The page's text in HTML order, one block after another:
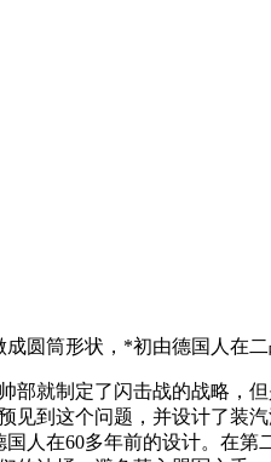
圆筒形状，*初由德国人
就制定了闪击战的战略，
到这个问题，并设计了装
人在60多年前的设计。在